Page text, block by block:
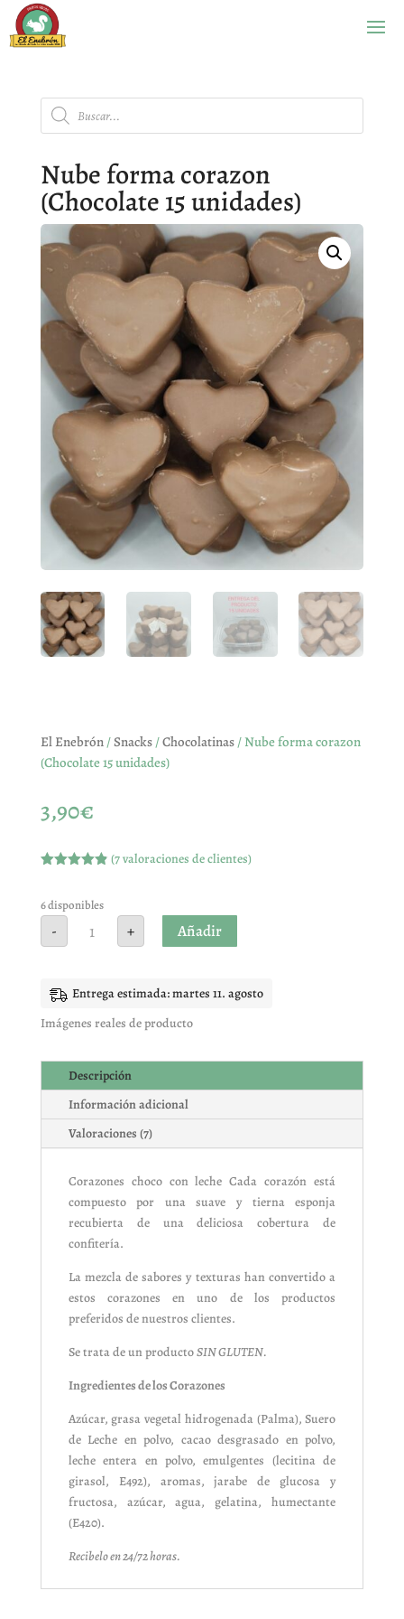
Búsqueda
de
productos
Nube forma corazon
(Chocolate 15 unidades)
El Enebrón/ Snacks/Chocolatinas/ Nube forma corazon
(Chocolate 15 unidades)
3,90€
5 en base
a
valoracione
(7valoraciones de clientes)
6 disponibles
- forma
cantidad
+ Añadir
Entrega estimada: martes 11. agosto
Imágenes reales de producto
Descripción
Información adicional
Valoraciones (7)
Corazones choco con leche Cada corazón está
compuesto por una suave y tierna esponja
recubierta de una deliciosacobertura de
confitería.
La mezcla de sabores y texturas han convertido a
estos corazones en uno de los productos
preferidos de nuestros clientes.
Se trata de un productoSIN GLUTEN.
Ingredientes de los Corazones
Azúcar, grasa vegetal hidrogenada (Palma), Suero
de Leche en polvo, cacao desgrasado en polvo,
leche entera en polvo, emulgentes (lecitina de
girasol, E492), aromas, jarabe de glucosa y
fructosa, azúcar, agua, gelatina, humectante
(E420).
Recibelo en 24/72 horas.